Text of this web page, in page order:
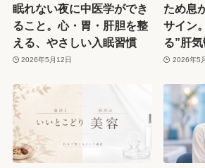
眠れない夜に中医学ができ
ること。心・胃・肝胆を整
える、やさしい入眠習慣
2026年5月12日
ため息
サイン
る”肝
2026年5